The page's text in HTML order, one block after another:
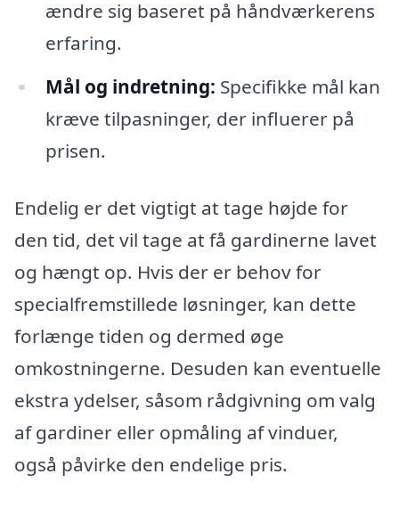
ændre sig baseret på håndværkerens
erfaring.
Mål og indretning: Specifikke mål kan
kræve tilpasninger, der influerer på
prisen.
Endelig er det vigtigt at tage højde for
den tid, det vil tage at få gardinerne lavet
og hængt op. Hvis der er behov for
specialfremstillede løsninger, kan dette
forlænge tiden og dermed øge
omkostningerne. Desuden kan eventuelle
ekstra ydelser, såsom rådgivning om valg
af gardiner eller opmåling af vinduer,
også påvirke den endelige pris.